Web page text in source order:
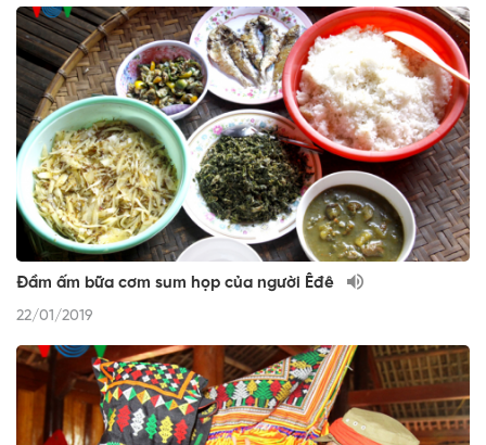
Đầm ấm bữa cơm sum họp của người Êđê
22/01/2019